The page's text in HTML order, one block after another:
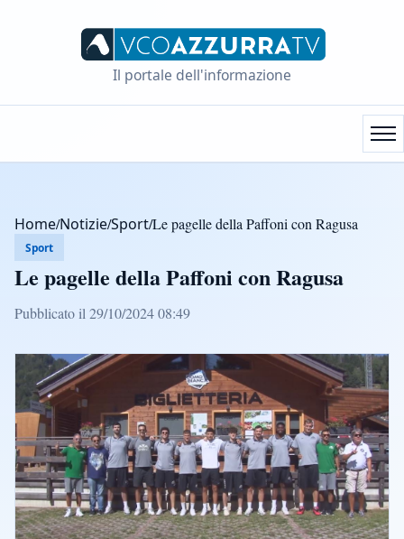
Il portale dell'informazione
Home/Notizie/Sport/Le pagelle della Paffoni con Ragusa
Sport
Le pagelle della Paffoni con Ragusa
Pubblicato il 29/10/2024 08:49